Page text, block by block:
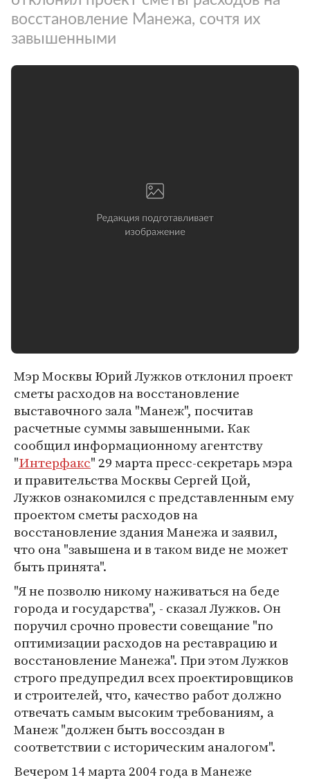
восстановление Манежа, сочтя их
завышенными
Мэр Москвы Юрий Лужков отклонил проект
сметы расходов на восстановление
выставочного зала "Манеж", посчитав
расчетные суммы завышенными. Как
сообщил информационному агентству
"Интерфакс" 29 марта пресс-секретарь мэра
и правительства Москвы Сергей Цой,
Лужков ознакомился с представленным ему
проектом сметы расходов на
восстановление здания Манежа и заявил,
что она "завышена и в таком виде не может
быть принята".
"Я не позволю никому наживаться на беде
города и государства", - сказал Лужков. Он
поручил срочно провести совещание "по
оптимизации расходов на реставрацию и
восстановление Манежа". При этом Лужков
строго предупредил всех проектировщиков
и строителей, что, качество работ должно
отвечать самым высоким требованиям, а
Манеж "должен быть воссоздан в
соответствии с историческим аналогом".
Вечером 14 марта 2004 года в Манеже